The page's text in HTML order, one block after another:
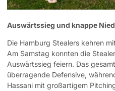
Auswärtssieg und knappe
Die Hamburg Stealers kehren
Am Samstag konnten die
Auswärtssieg feiern. Das
überragende Defensive,
Hassani mit großartigem